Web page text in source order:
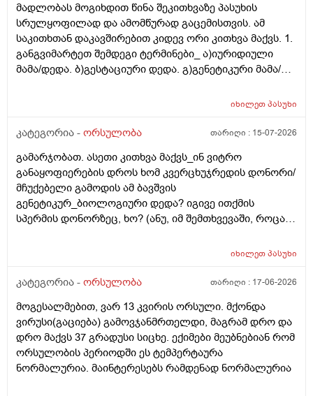
მადლობას მოგიხდით წინა შეკითხვაზე პასუხის
სრულყოფილად და ამომწურად გაცემისთვის. ამ
საკითხთან დაკავშირებით კიდევ ორი კითხვა მაქვს. 1.
განგვიმარტეთ შემდეგი ტერმინები_ ა)იურიდიული
მამა/დედა. ბ)გესტაციური დედა. გ)გენეტიკური მამა/
კიდევ_მსოფლიოს მრავალ ქვეყანაში აქტიურად
თუ ხელოვნური განაყოფიერების ცენტრებში მომუშავე
რამდენად გავრცელებულია საქართველოში?
იხილეთპასუხი
კატეგორია - ორსულობა თარიღი : 15-07-2026
გამარჯობათ. ასეთი კითხვა მაქვს_ინ ვიტრო
განაყოფიერების დროს ხომ კვერცხუჯრედის დონორი/
მჩუქებელი გამოდის ამ ბავშვის
გენეტიკურ_ბიოლოგიური დედა? იგივე ითქმის
სპერმის დონორზეც, ხო? (ანუ, იმ შემთხვევაში, როცა
წყვილი) და კიდევ_თუ მედიცინა აბორტს ჩასახული
როცა ლაბორატორიაში, სინჯარაში
მის მშობლებს?
იხილეთპასუხი
კატეგორია - ორსულობა თარიღი : 17-06-2026
მოგესალმებით, ვარ 13 კვირის ორსული. მქონდა
ვირუსი(გაციება) გამოვჯანმრთელდი, მაგრამ დრო და
დრო მაქვს 37 გრადუსი სიცხე. ექიმები მეუბნებიან რომ
ორსულობის პერიოდში ეს ტემპერტაურა
ნორმალურია. მაინტერესებს რამდენად ნორმალურია